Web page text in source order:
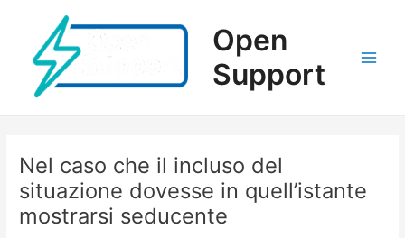
contenido
Open
Support
Nel caso che il incluso del
situazione dovesse in quell’istante
mostrarsi seducente